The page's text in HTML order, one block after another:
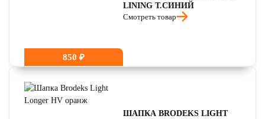
850 ₽
LINING Т.СИНИЙ
Смотреть товар
ШАПКА BRODEKS LIGHT